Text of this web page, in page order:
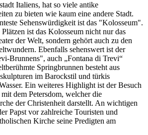
Italiens, hat so viele antike
zu bieten wie kaum eine andere Stadt.
Sehenswürdigkeit ist das "Kolosseum".
ist das Kolosseum nicht nur das
der Welt, sondern gehört auch zu den
Ebenfalls sehenswert ist der
Brunnens", auch „Fontana di Trevi“
Springbrunnen besteht aus
im Barockstil und türkis
Ein weiteres Highlight ist der Besuch
dem Petersdom, welcher die
der Christenheit darstellt. An wichtigen
Papst vor zahlreiche Touristen und
Kirche seine Predigten am